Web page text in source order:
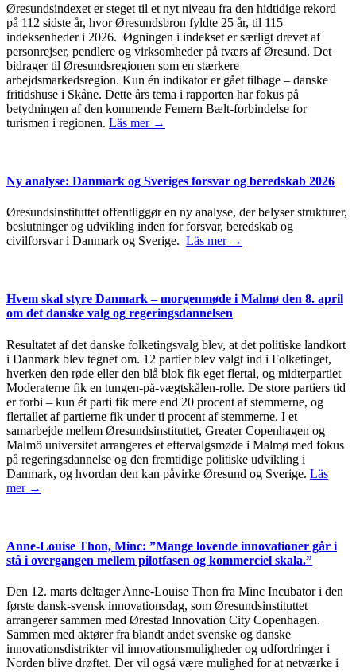
Øresundsindexet er steget til et nyt niveau fra den hidtidige rekord
på 112 sidste år, hvor Øresundsbron fyldte 25 år, til 115
indeksenheder i 2026. Øgningen i indekset er særligt drevet af
personrejser, pendlere og virksomheder på tværs af Øresund. Det
bidrager til Øresundsregionen som en stærkere
arbejdsmarkedsregion. Kun én indikator er gået tilbage – danske
fritidshuse i Skåne. Dette års tema i rapporten har fokus på
betydningen af den kommende Femern Bælt-forbindelse for
turismen i regionen. Läs mer →
Ny analyse: Danmark og Sveriges forsvar og beredskab 2026
Øresundsinstituttet offentliggør en ny analyse, der belyser strukturer,
beslutninger og udvikling inden for forsvar, beredskab og
civilforsvar i Danmark og Sverige. Läs mer →
Hvem skal styre Danmark – morgenmøde i Malmø den 8. april
om det danske valg og regeringsdannelsen
Resultatet af det danske folketingsvalg blev, at det politiske landkort
i Danmark blev tegnet om. 12 partier blev valgt ind i Folketinget,
hverken den røde eller den blå blok fik eget flertal, og midterpartiet
Moderaterne fik en tungen-på-vægtskålen-rolle. De store partiers tid
er forbi – kun ét parti fik mere end 20 procent af stemmerne, og
flertallet af partierne fik under ti procent af stemmerne. I et
samarbejde mellem Øresundsinstituttet, Greater Copenhagen og
Malmö universitet arrangeres et eftervalgsmøde i Malmø med fokus
på regeringsdannelse og den fremtidige politiske udvikling i
Danmark, og hvordan den kan påvirke Øresund og Sverige. Läs
mer →
Anne-Louise Thon, Minc: ”Mange lovende innovationer går i
stå i overgangen mellem pilotfasen og kommerciel skala.”
Den 12. marts deltager Anne-Louise Thon fra Minc Incubator i den
første dansk-svensk innovationsdag, som Øresundsinstituttet
arrangerer sammen med Ørestad Innovation City Copenhagen.
Sammen med aktører fra blandt andet svenske og danske
innovationsdistrikter vil innovationsmuligheder og udfordringer i
Norden blive drøftet. Der vil også være mulighed for at netværke i